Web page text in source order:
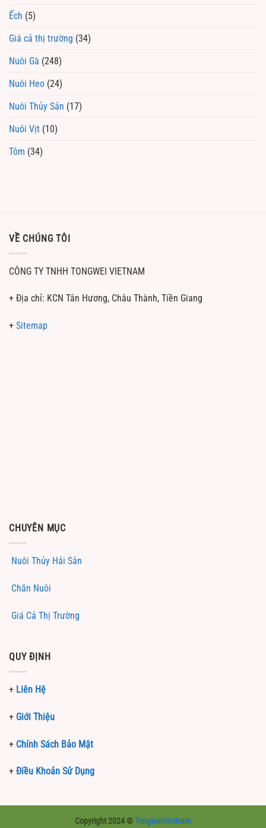
Ếch (5)
Giá cả thị trường (34)
Nuôi Gà (248)
Nuôi Heo (24)
Nuôi Thủy Sản (17)
Nuôi Vịt (10)
Tôm (34)
VỀ CHÚNG TÔI
CÔNG TY TNHH TONGWEI VIETNAM
+ Địa chỉ: KCN Tân Hương, Châu Thành, Tiền Giang
+ Sitemap
CHUYÊN MỤC
Nuôi Thủy Hải Sản
Chăn Nuôi
Giá Cả Thị Trường
QUY ĐỊNH
+ Liên Hệ
+ Giới Thiệu
+ Chính Sách Bảo Mật
+ Điều Khoản Sử Dụng
Copyright 2024 ©TongweiVietNam